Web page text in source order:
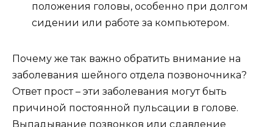
положения головы, особенно при долгом
сидении или работе за компьютером.
Почему же так важно обратить внимание на
заболевания шейного отдела позвоночника?
Ответ прост – эти заболевания могут быть
причиной постоянной пульсации в голове.
Выпадывание позвонков или сдавление